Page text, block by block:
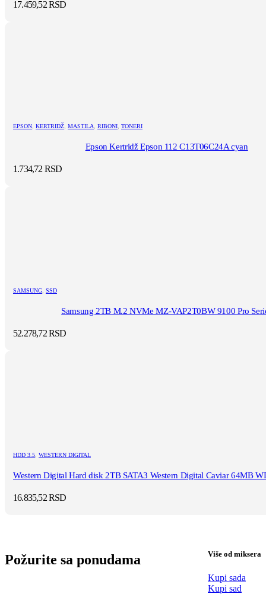
17.459,52RSD
EPSON, KERTRIDŽ, MASTILA, RIBONI, TONERI
Epson Kertridž Epson 112 C13T06C24A cyan
1.734,72 RSD
SAMSUNG, SSD
Samsung 2TB M.2 NVMe MZ-VAP2T0BW 9100 Pro
52.278,72RSD
HDD 3.5, WESTERN DIGITAL
Western Digital Hard disk 2TB SATA3 Western Digital Caviar 64MB
16.835,52RSD
Požurite sa ponudama Više od miksera
Kupi sada
Kupi sad